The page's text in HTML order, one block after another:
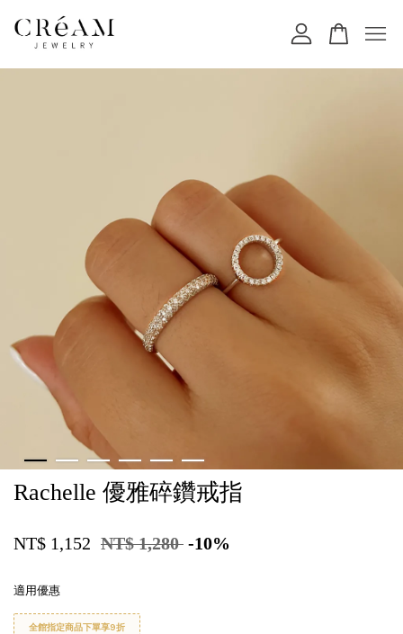
Rachelle 優雅碎鑽戒指
NT$ 1,152 NT$ 1,280 -10%
適用優惠
全館指定商品下單享9折